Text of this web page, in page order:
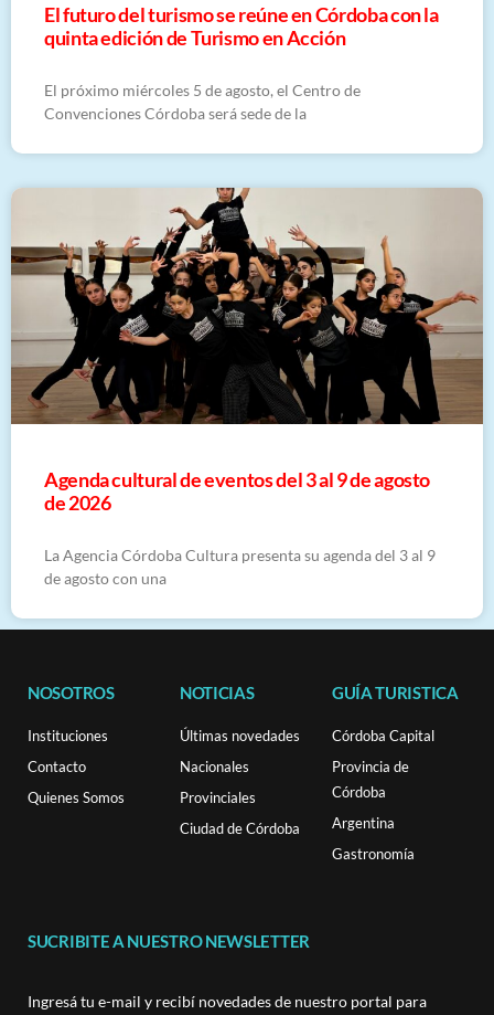
El futuro del turismo se reúne en Córdoba con la
quinta edición de Turismo en Acción
El próximo miércoles 5 de agosto, el Centro de
Convenciones Córdoba será sede de la
​Agenda cultural de eventos del 3 al 9 de agosto
de 2026
La Agencia Córdoba Cultura presenta su agenda del 3 al 9
de agosto con una
NOSOTROS
Instituciones
Contacto
Quienes Somos
NOTICIAS
Últimas novedades
Nacionales
Provinciales
Ciudad de Córdoba
GUÍA TURISTICA
Córdoba Capital
Provincia de
Córdoba
Argentina
Gastronomía
SUCRIBITE A NUESTRO NEWSLETTER
Ingresá tu e-mail y recibí novedades de nuestro portal para